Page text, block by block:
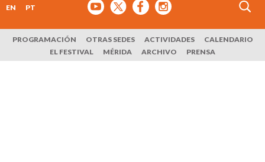
EN PT
PROGRAMACIÓN OTRAS SEDES ACTIVIDADES
CALENDARIO
EL FESTIVAL
MÉRIDA ARCHIVO PRENSA